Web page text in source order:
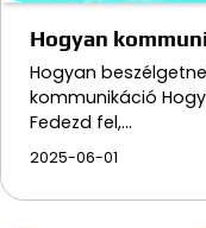
Hogyan
Hogyan
kommunikáció
Fedezd fel,…
2025-06-01